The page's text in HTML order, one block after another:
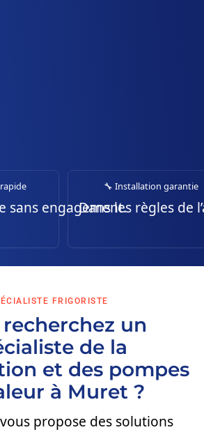
sans engagement.
🔧 Installation garantie
Dans les règles de
FRIGORISTE
recherchez un
de la
et des pompes
à Muret ?
propose des solutions